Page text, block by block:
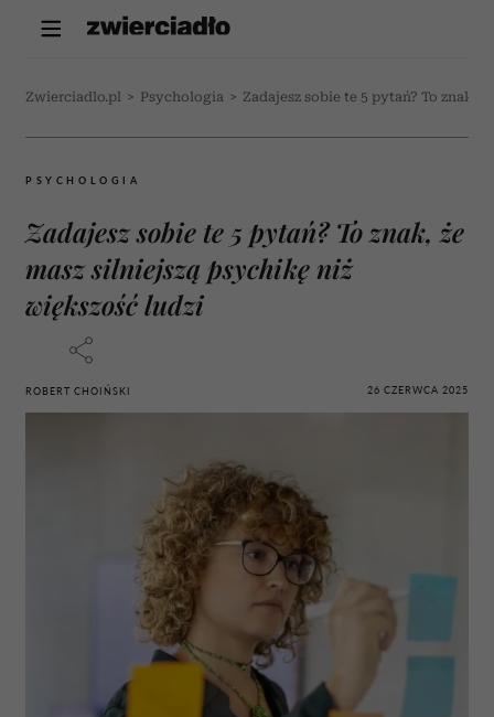
Zwierciadlo.pl > Psychologia > Zadajesz sobie te 5 pytań? To znak,
PSYCHOLOGIA
Zadajesz sobie te 5 pytań? To znak, że
masz silniejszą psychikę niż
większość ludzi
ROBERT CHOIŃSKI 26 CZERWCA 2025